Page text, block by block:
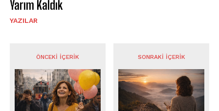
Yarım Kaldık
YAZILAR
ÖNCEKI İÇERIK SONRAKI İÇERIK